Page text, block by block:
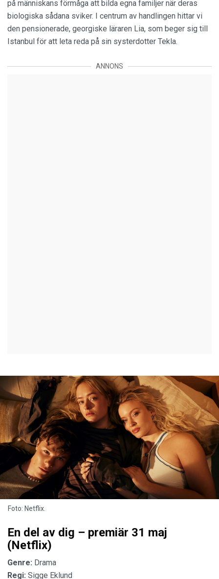
på människans förmåga att bilda egna familjer när deras
biologiska sådana sviker. I centrum av handlingen hittar vi
den pensionerade, georgiske läraren Lia, som beger sig till
Istanbul för att leta reda på sin systerdotter Tekla.
ANNONS
Foto: Netflix.
En del av dig – premiär 31 maj
(Netflix)
Genre: Drama
Regi: Sigge Eklund